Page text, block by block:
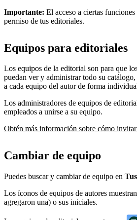
Importante: El acceso a ciertas
permiso de tus editoriales.
Equipos para editoriales
Los equipos de la editorial son para que
puedan ver y administrar todo su
a cada equipo del autor de forma
Los administradores de equipos de
empleados a unirse a su equipo.
Obtén más información sobre cómo
Cambiar de equipo
Puedes buscar y cambiar de equipo en
Los íconos de equipos de autores
agregaron una) o sus iniciales.